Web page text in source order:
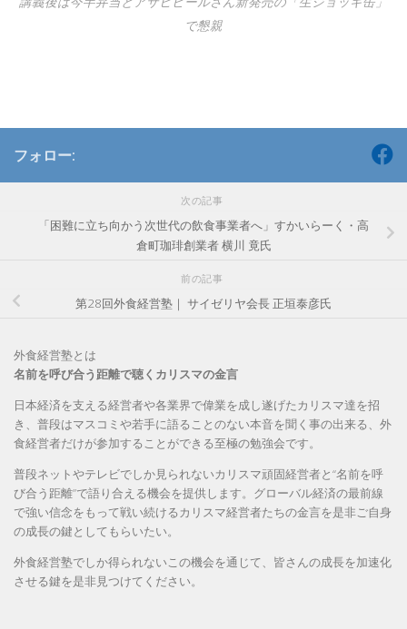
で懇親
フォロー:
次の記事
「困難に立ち向かう次世代の飲食事業者へ」すかいらーく・高
倉町珈琲創業者 横川 竟氏
前の記事
第28回外食経営塾｜ サイゼリヤ会長 正垣泰彦氏
外食経営塾とは
名前を呼び合う距離で聴くカリスマの金言
日本経済を支える経営者や各業界で偉業を成し遂げたカリスマ達を招
き、普段はマスコミや若手に語ることのない本音を聞く事の出来る、外
食経営者だけが参加することができる至極の勉強会です。
普段ネットやテレビでしか見られないカリスマ頑固経営者と“名前を呼
び合う距離”で語り合える機会を提供します。グローバル経済の最前線
で強い信念をもって戦い続けるカリスマ経営者たちの金言を是非ご自身
の成長の鍵としてもらいたい。
外食経営塾でしか得られないこの機会を通じて、皆さんの成長を加速化
させる鍵を是非見つけてください。